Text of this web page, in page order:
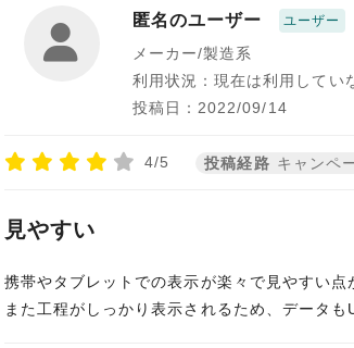
匿名のユーザー ユーザー
メーカー/製造系
利用状況：現在は利用してい
投稿日：2022/09/14
4/5 投稿経路 キャンペ
見やすい
携帯やタブレットでの表示が楽々で見やすい点
また工程がしっかり表示されるため、データ